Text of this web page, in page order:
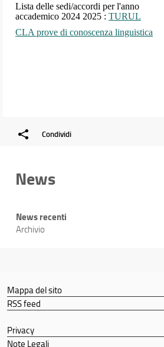
Lista delle sedi/accordi per l'anno
accademico 2024 2025 : TURUL
CLA prove di conoscenza linguistica
Condividi
News
News recenti
Archivio
Mappa del sito
RSS feed
Privacy
Note Legali